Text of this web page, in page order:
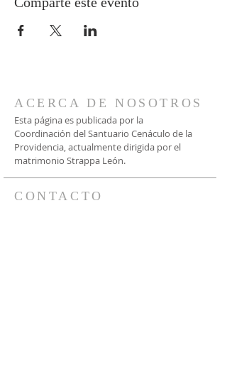
ACERCA DE NOSOTROS
CONTACTO
Esta página es publicada por la
Coordinación del Santuario Cenáculo de la
Providencia, actualmente dirigida por el
matrimonio Strappa León.